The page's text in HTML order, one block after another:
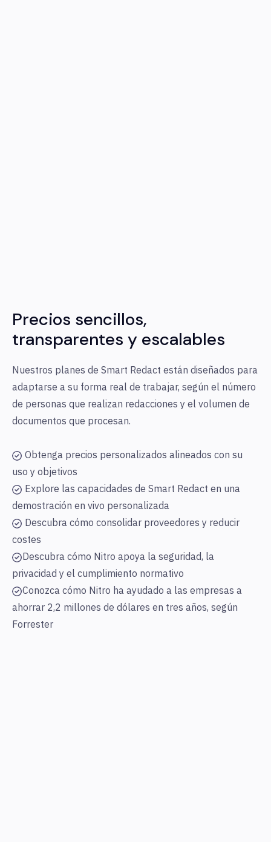
Precios sencillos,
transparentes y escalables
Nuestros planes de Smart Redact están diseñados para
adaptarse a su forma real de trabajar, según el número
de personas que realizan redacciones y el volumen de
documentos que procesan.
Obtenga precios personalizados alineados con su
uso y objetivos
Explore las capacidades de Smart Redact en una
demostración en vivo personalizada
Descubra cómo consolidar proveedores y reducir
costes
Descubra cómo Nitro apoya la seguridad, la
privacidad y el cumplimiento normativo
Conozca cómo Nitro ha ayudado a las empresas a
ahorrar 2,2 millones de dólares en tres años, según
Forrester